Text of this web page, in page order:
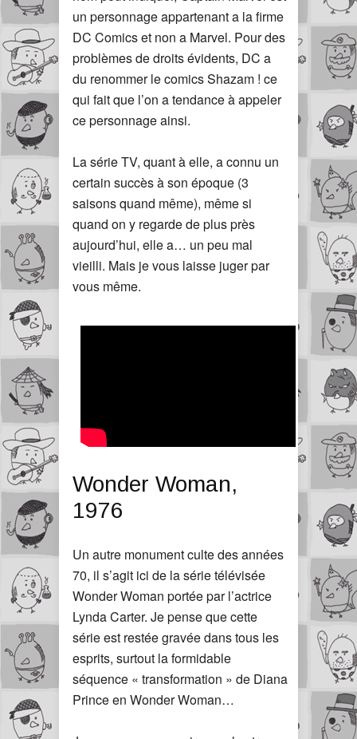
un personnage appartenant a la firme
DC Comics et non a Marvel. Pour des
problèmes de droits évidents, DC a
du renommer le comics Shazam ! ce
qui fait que l’on a tendance à appeler
ce personnage ainsi.
La série TV, quant à elle, a connu un
certain succès à son époque (3
saisons quand même), même si
quand on y regarde de plus près
aujourd’hui, elle a… un peu mal
vieilli. Mais je vous laisse juger par
vous même.
Wonder Woman,
1976
Un autre monument culte des années
70, il s’agit ici de la série télévisée
Wonder Woman portée par l’actrice
Lynda Carter. Je pense que cette
série est restée gravée dans tous les
esprits, surtout la formidable
séquence « transformation » de Diana
Prince en Wonder Woman…